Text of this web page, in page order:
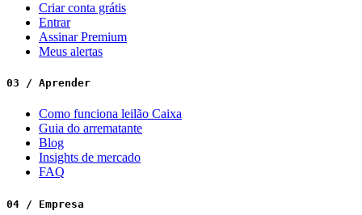
Criar conta grátis
Entrar
Assinar Premium
Meus alertas
03 / Aprender
Como funciona leilão Caixa
Guia do arrematante
Blog
Insights de mercado
FAQ
04 / Empresa